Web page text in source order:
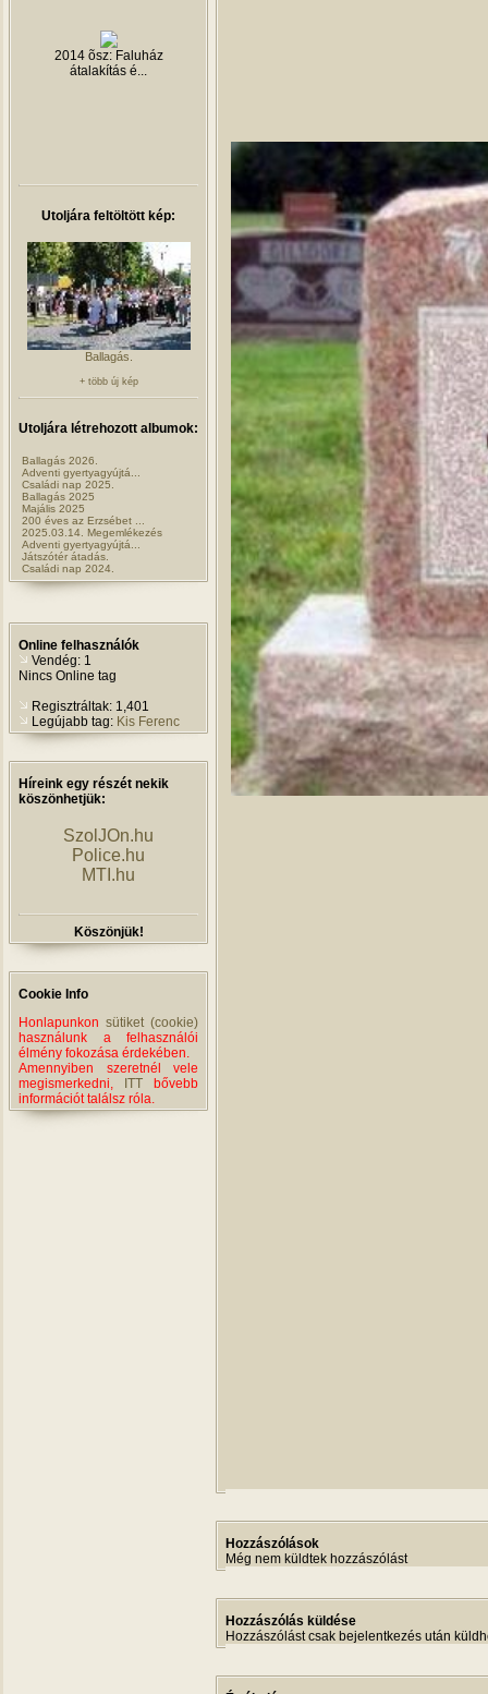
2014 õsz: Faluház
átalakítás é...
Utoljára feltöltött kép:
Ballagás.
+ több új kép
Utoljára létrehozott albumok:
Ballagás 2026.
Adventi gyertyagyújtá...
Családi nap 2025.
Ballagás 2025
Majális 2025
200 éves az Erzsébet ...
2025.03.14. Megemlékezés
Adventi gyertyagyújtá...
Játszótér átadás.
Családi nap 2024.
Online felhasználók
Vendég: 1
Nincs Online tag
Regisztráltak: 1,401
Legújabb tag: Kis Ferenc
Híreink egy részét nekik
köszönhetjük:
SzolJOn.hu
Police.hu
MTI.hu
Köszönjük!
Cookie Info
Honlapunkon sütiket (cookie)
használunk a felhasználói
élmény fokozása érdekében.
Amennyiben szeretnél vele
megismerkedni,
ITT bővebb
információt találsz róla.
Hozzászólások
Még nem küldtek hozzászólást
Hozzászólás küldése
Hozzászólást csak bejelentkezés után